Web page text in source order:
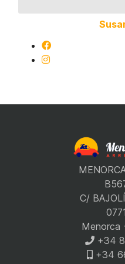
C/
Menorca
+34
+34